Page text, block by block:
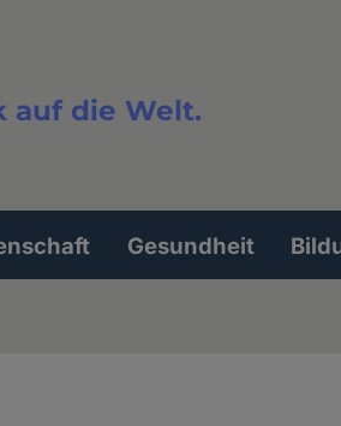
auf die Welt.
Gesundheit